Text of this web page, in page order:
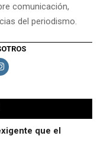
comunicación,
del periodismo.
que el